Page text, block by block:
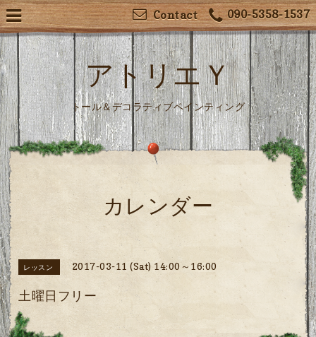
090-5358-1537
Contact
アトリエＹ
トール＆デコラティブペインティング
カレンダー
レッスン 2017-03-11 (Sat) 14:00～16:00
土曜日フリー